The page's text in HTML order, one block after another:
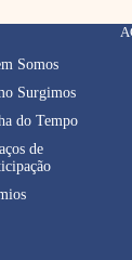
Somos
Surgimos
do Tempo
de